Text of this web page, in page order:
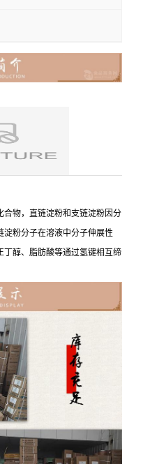
合物，直链淀粉和支链淀粉因分
粉分子在溶液中分子伸展性
丁醇、脂肪酸等通过氢键相互缔